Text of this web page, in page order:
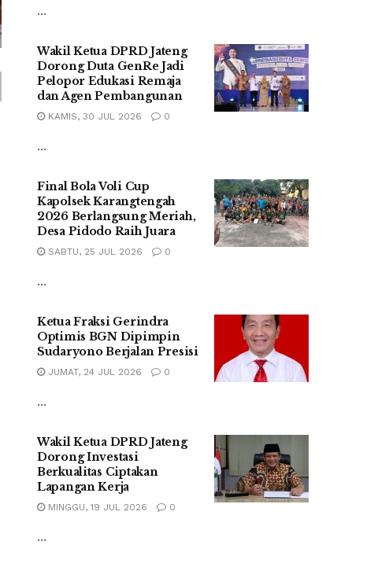
...
Wakil Ketua DPRD Jateng
Dorong Duta GenRe Jadi
Pelopor Edukasi Remaja
dan Agen Pembangunan
KAMIS, 30 JUL 2026 0
...
Final Bola Voli Cup
Kapolsek Karangtengah
2026 Berlangsung Meriah,
Desa Pidodo Raih Juara
SABTU, 25 JUL 2026 0
...
Ketua Fraksi Gerindra
Optimis BGN Dipimpin
Sudaryono Berjalan Presisi
JUMAT, 24 JUL 2026 0
...
Wakil Ketua DPRD Jateng
Dorong Investasi
Berkualitas Ciptakan
Lapangan Kerja
MINGGU, 19 JUL 2026 0
...